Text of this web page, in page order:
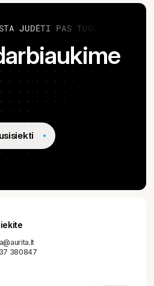
JUDĖTI PAS TUOS, KURIE
380847